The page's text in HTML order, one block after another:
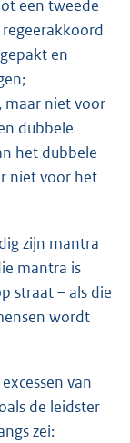
een tweede
en
maar niet voor
dubbele
het dubbele
niet voor het
zijn mantra
mantra is
straat – als die
wordt
van
de leidster
zei: